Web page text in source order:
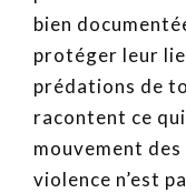
bien
protéger leur
prédations de
racontent ce
mouvement des
violence n’est